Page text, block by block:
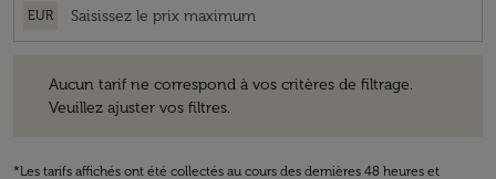
EUR
Aucun tarif ne correspond à vos critères de filtrage.
Veuillez ajuster vos filtres.
*Les tarifs affichés ont été collectés au cours des dernières 48 heures et